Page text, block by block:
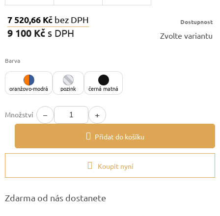
7 520,66 Kč bez DPH
9 100 Kč s DPH
Dostupnost
Zvolte variantu
Barva
oranžovo-modrá pozink černá matná
Množství − +
Přidat do košíku
Koupit nyní
Zdarma od nás dostanete